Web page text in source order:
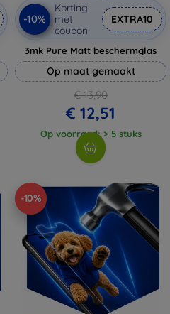
-10%
Korting
met
coupon
EXTRA10
3mk Pure Matt beschermglas
Op maat gemaakt
€ 13,90
€ 12,51
Op voorraad: > 5 stuks
-10%